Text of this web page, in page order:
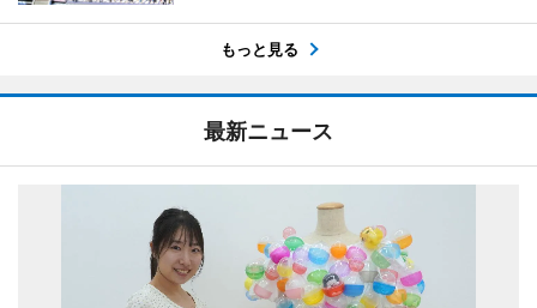
もっと見る
最新ニュース